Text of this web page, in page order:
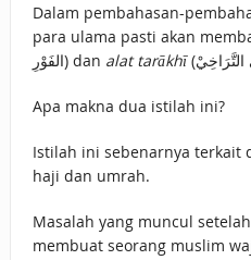
Dalam pembahasan-
para ulama pasti akan
الفَوْرِ) dan alat tarākhī
Apa makna dua istilah ini?
Istilah ini sebenarnya terkait
haji dan umrah.
Masalah yang muncul
membuat seorang muslim